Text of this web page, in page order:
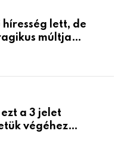
híresség lett, de
múltja
ezt a 3 jelet
végéhez